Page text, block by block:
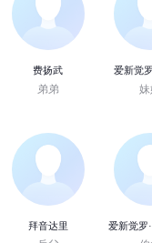
费扬武
弟弟
爱新觉
拜音达里 爱新觉罗